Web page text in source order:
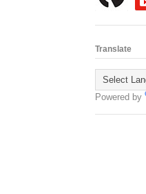
Translate
Powered by